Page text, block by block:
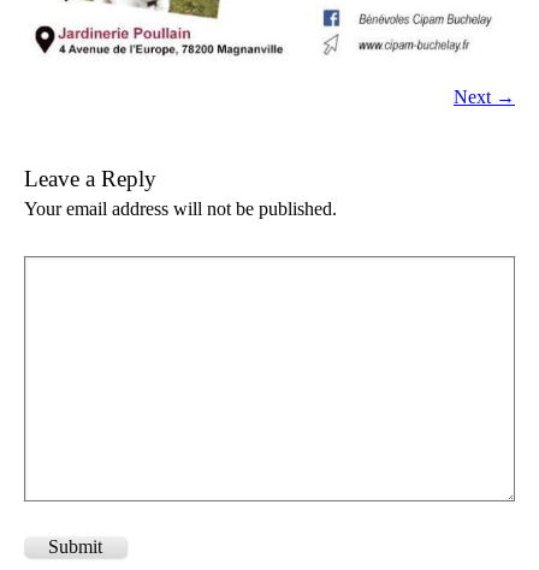
Next →
Leave a Reply
Your email address will not be published.
Submit